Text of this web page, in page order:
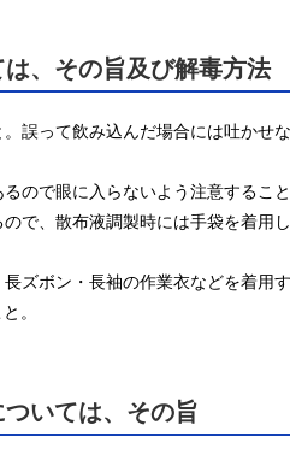
、その旨及び解毒方法
誤って飲み込んだ場合には吐か
ので眼に入らないよう注意するこ
で、散布液調製時には手袋を着
ズボン・長袖の作業衣などを着
。
いては、その旨